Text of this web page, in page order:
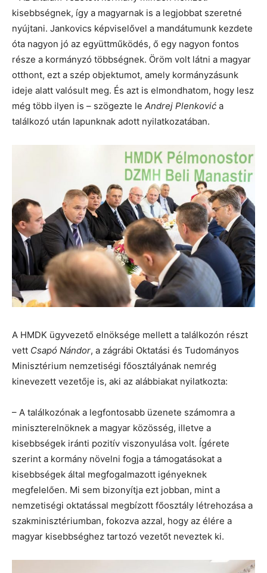
kisebbségnek, így a magyarnak is a legjobbat szeretné
nyújtani. Jankovics képviselővel a mandátumunk kezdete
óta nagyon jó az együttműködés, ő egy nagyon fontos
része a kormányzó többségnek. Öröm volt látni a magyar
otthont, ezt a szép objektumot, amely kormányzásunk
ideje alatt valósult meg. És azt is elmondhatom, hogy lesz
még több ilyen is – szögezte le Andrej Plenković a
találkozó után lapunknak adott nyilatkozatában.
A HMDK ügyvezető elnöksége mellett a találkozón részt
vett Csapó Nándor, a zágrábi Oktatási és Tudományos
Minisztérium nemzetiségi főosztályának nemrég
kinevezett vezetője is, aki az alábbiakat nyilatkozta:
– A találkozónak a legfontosabb üzenete számomra a
miniszterelnöknek a magyar közösség, illetve a
kisebbségek iránti pozitív viszonyulása volt. Ígérete
szerint a kormány növelni fogja a támogatásokat a
kisebbségek által megfogalmazott igényeknek
megfelelően. Mi sem bizonyítja ezt jobban, mint a
nemzetiségi oktatással megbízott főosztály létrehozása a
szakminisztériumban, fokozva azzal, hogy az élére a
magyar kisebbséghez tartozó vezetőt neveztek ki.